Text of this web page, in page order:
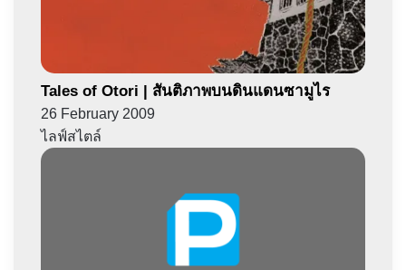
Tales of Otori | สันติภาพบนดินแดนซามูไร
26 February 2009
ไลฟ์สไตล์